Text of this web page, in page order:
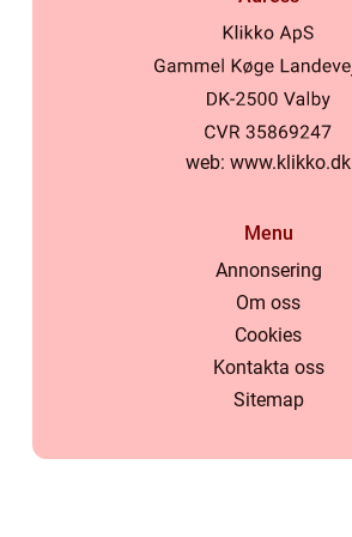
web: www.klikko.dk
Menu
Annonsering
Om oss
Cookies
Kontakta oss
Sitemap